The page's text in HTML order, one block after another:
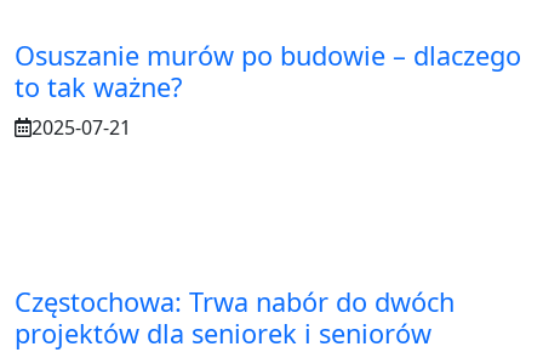
Osuszanie murów po budowie – dlaczego
to tak ważne?
2025-07-21
Częstochowa: Trwa nabór do dwóch
projektów dla seniorek i seniorów